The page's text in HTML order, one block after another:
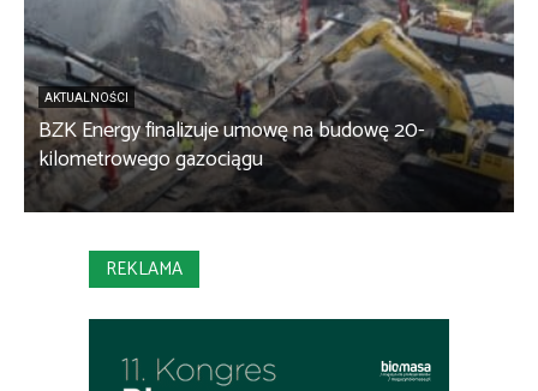
AKTUALNOŚCI
BZK Energy finalizuje umowę na budowę 20-
kilometrowego gazociągu
REKLAMA